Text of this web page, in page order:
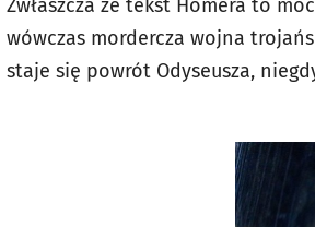
Zwłaszcza że tekst Homera to
wówczas mordercza wojna
staje się powrót Odyseusza,